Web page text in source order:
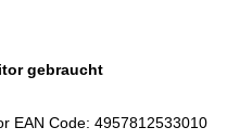
gebraucht
EAN Code: 4957812533010